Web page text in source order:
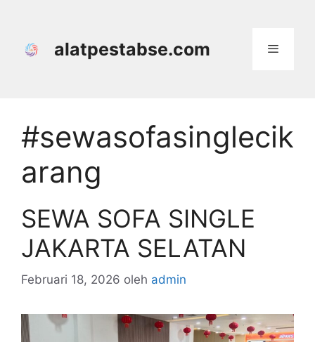
alatpestabse.com
#sewasofasinglecik
arang
SEWA SOFA SINGLE
JAKARTA SELATAN
Februari 18, 2026 oleh admin